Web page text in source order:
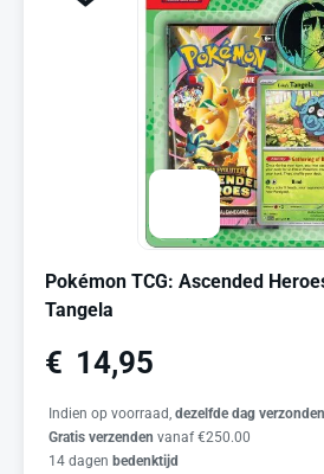
Pokémon TCG: Ascended
Tangela
€ 14,95
Indien op voorraad, dezelfde dag verzonden
Gratis verzenden vanaf €250.00
14 dagen bedenktijd